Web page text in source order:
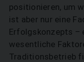
positionieren, um
ist aber nur eine
Erfolgskonzepts –
wesentliche
Traditionsbetrieb